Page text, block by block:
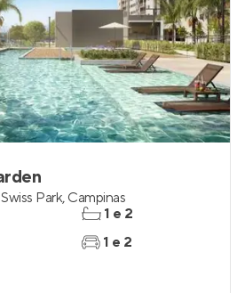
Swiss Park, Campinas
1 e 2
1 e 2